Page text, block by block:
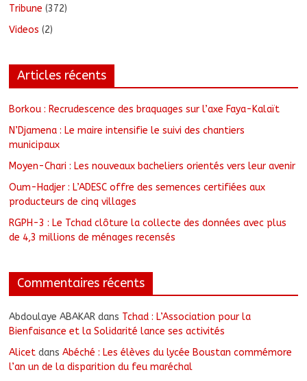
Tribune (372)
Videos (2)
Articles récents
Borkou : Recrudescence des braquages sur l’axe Faya-Kalaït
N’Djamena : Le maire intensifie le suivi des chantiers
municipaux
Moyen-Chari : Les nouveaux bacheliers orientés vers leur avenir
Oum-Hadjer : L’ADESC offre des semences certifiées aux
producteurs de cinq villages
RGPH-3 : Le Tchad clôture la collecte des données avec plus
de 4,3 millions de ménages recensés
Commentaires récents
Abdoulaye ABAKAR dans Tchad : L’Association pour la
Bienfaisance et la Solidarité lance ses activités
Alicet dansAbéché : Les élèves du lycée Boustan commémore
l’an un de la disparition du feu maréchal